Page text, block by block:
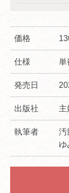
価格
仕様 単
発売日
出版社 主
執筆者
汚
ゆ